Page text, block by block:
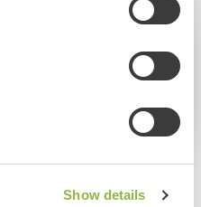
Show details